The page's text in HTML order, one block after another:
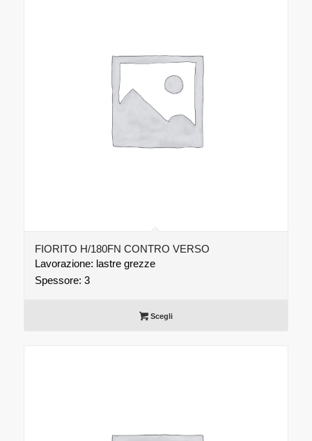
FIORITO H/180FN CONTRO VERSO
Lavorazione: lastre grezze
Spessore: 3
Scegli